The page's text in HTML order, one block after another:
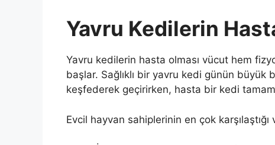
Yavru Kedilerin
Yavru kedilerin hasta olması vücut hem
başlar. Sağlıklı bir yavru kedi günün
keşfederek geçirirken, hasta bir kedi
Evcil hayvan sahiplerinin en çok